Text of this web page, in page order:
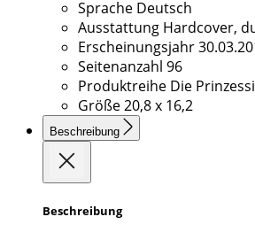
Sprache Deutsch
Ausstattung Hardcover,
Erscheinungsjahr
Seitenanzahl 96
Produktreihe Die
Größe20,8 x 16,2
Beschreibung
Beschreibung